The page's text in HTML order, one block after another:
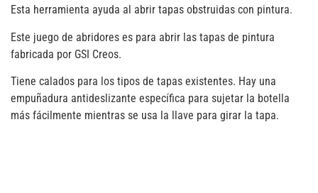
Esta herramienta ayuda al abrir tapas obstruidas con pintura.
Este juego de abridores es para abrir las tapas de pintura
fabricada por GSI Creos.
Tiene calados para los tipos de tapas existentes. Hay una
empuñadura antideslizante específica para sujetar la botella
más fácilmente mientras se usa la llave para girar la tapa.